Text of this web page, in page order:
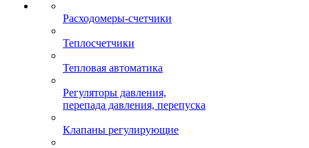
Расходомеры-счетчики
Теплосчетчики
Тепловая автоматика
Регуляторы давления,
перепада давления, перепуска
Клапаны регулирующие